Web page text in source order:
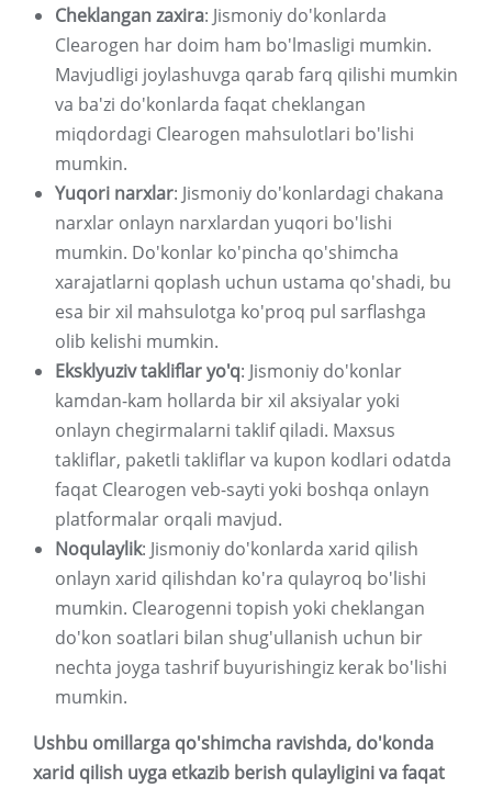
Cheklangan zaxira: Jismoniy do'konlarda
Clearogen har doim ham bo'lmasligi mumkin.
Mavjudligi joylashuvga qarab farq qilishi mumkin
va ba'zi do'konlarda faqat cheklangan
miqdordagi Clearogen mahsulotlari bo'lishi
mumkin.
Yuqori narxlar: Jismoniy do'konlardagi chakana
narxlar onlayn narxlardan yuqori bo'lishi
mumkin. Do'konlar ko'pincha qo'shimcha
xarajatlarni qoplash uchun ustama qo'shadi, bu
esa bir xil mahsulotga ko'proq pul sarflashga
olib kelishi mumkin.
Eksklyuziv takliflar yo'q: Jismoniy do'konlar
kamdan-kam hollarda bir xil aksiyalar yoki
onlayn chegirmalarni taklif qiladi. Maxsus
takliflar, paketli takliflar va kupon kodlari odatda
faqat Clearogen veb-sayti yoki boshqa onlayn
platformalar orqali mavjud.
Noqulaylik: Jismoniy do'konlarda xarid qilish
onlayn xarid qilishdan ko'ra qulayroq bo'lishi
mumkin. Clearogenni topish yoki cheklangan
do'kon soatlari bilan shug'ullanish uchun bir
nechta joyga tashrif buyurishingiz kerak bo'lishi
mumkin.
Ushbu omillarga qo'shimcha ravishda, do'konda
xarid qilish uyga etkazib berish qulayligini va faqat